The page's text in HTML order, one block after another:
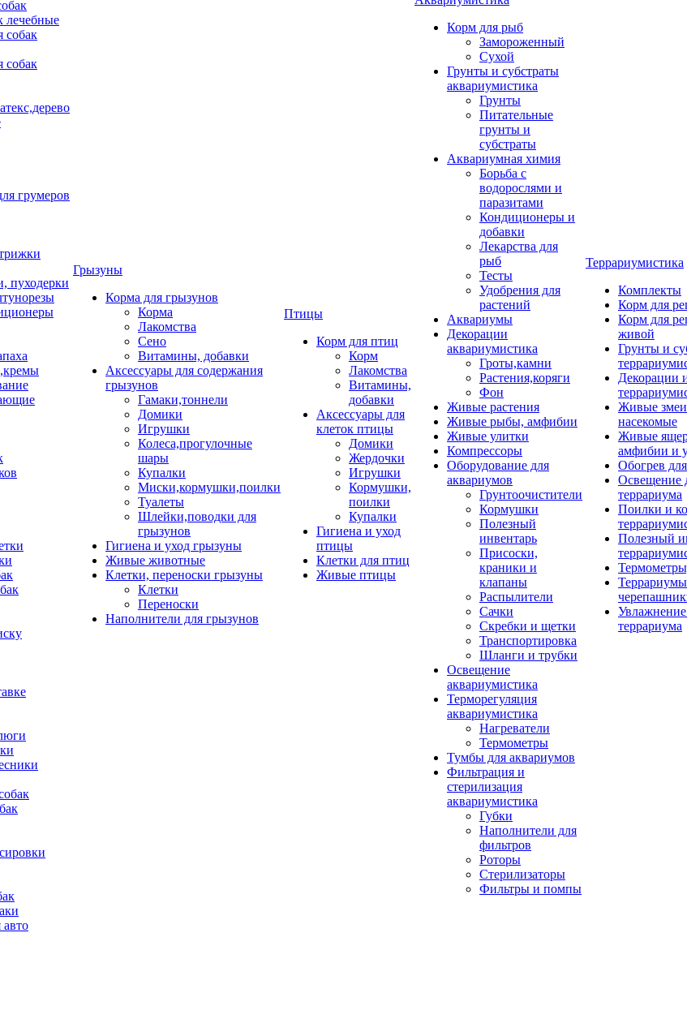
лечебные
собак
собак
грумеров
пуходерки
авто
Грызуны
Корма для грызунов
Корма
Лакомства
Сено
Витамины, добавки
Аксессуары для содержания
грызунов
Гамаки,тоннели
Домики
Игрушки
Колеса,прогулочные
шары
Купалки
Миски,кормушки,поилки
Туалеты
Шлейки,поводки для
грызунов
Гигиена и уход грызуны
Живые животные
Клетки, переноски грызуны
Клетки
Переноски
Наполнители для грызунов
Птицы
Корм для птиц
Корм
Лакомства
Витамины,
добавки
Аксессуары для
клеток птицы
Домики
Жердочки
Игрушки
Кормушки,
поилки
Купалки
Гигиена и уход
птицы
Клетки для птиц
Живые птицы
Корм для рыб
Замороженный
Сухой
Грунты и субстраты
аквариумистика
Грунты
Питательные
грунты и
субстраты
Аквариумная химия
Борьба с
водорослями и
паразитами
Кондиционеры и
добавки
Лекарства для
рыб
Тесты
Удобрения для
растений
Аквариумы
Декорации
аквариумистика
Гроты,камни
Растения,коряги
Фон
Живые растения
Живые рыбы, амфибии
Живые улитки
Компрессоры
Оборудование для
аквариумов
Грунтоочистители
Кормушки
Полезный
инвентарь
Присоски,
краники и
клапаны
Распылители
Сачки
Скребки и щетки
Транспортировка
Шланги и трубки
Освещение
аквариумистика
Терморегуляция
аквариумистика
Нагреватели
Термометры
Тумбы для аквариумов
Фильтрация и
стерилизация
аквариумистика
Губки
Наполнители для
фильтров
Роторы
Стерилизаторы
Фильтры и помпы
Террариумистика
Комплекты
Корм для
Корм для
живой
Грунты и
Декорации
Живые
насекомые
Живые
амфибии и
Обогрев
Освещение
террариума
Поилки и
Полезный
террариума